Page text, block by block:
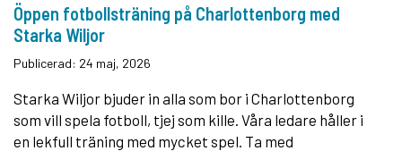
Öppen fotbollsträning på Charlottenborg med
Starka Wiljor
Publicerad: 24 maj, 2026
Starka Wiljor bjuder in alla som bor i Charlottenborg
som vill spela fotboll, tjej som kille. Våra ledare håller i
en lekfull träning med mycket spel. Ta med